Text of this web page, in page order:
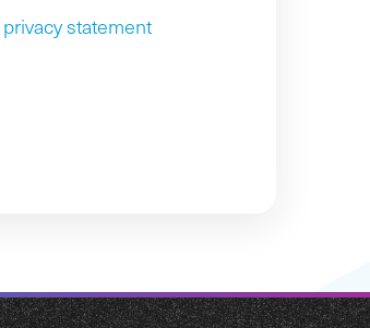
privacy statement